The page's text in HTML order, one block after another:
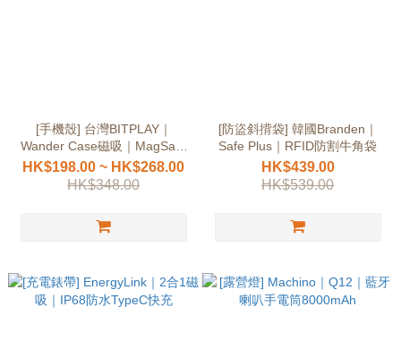
[手機殼] 台灣BITPLAY｜
Wander Case磁吸｜MagSafe
輕薄抗刮
HK$198.00 ~ HK$268.00
HK$348.00
[防盜斜揹袋] 韓國Branden｜
Safe Plus｜RFID防割牛角袋
HK$439.00
HK$539.00